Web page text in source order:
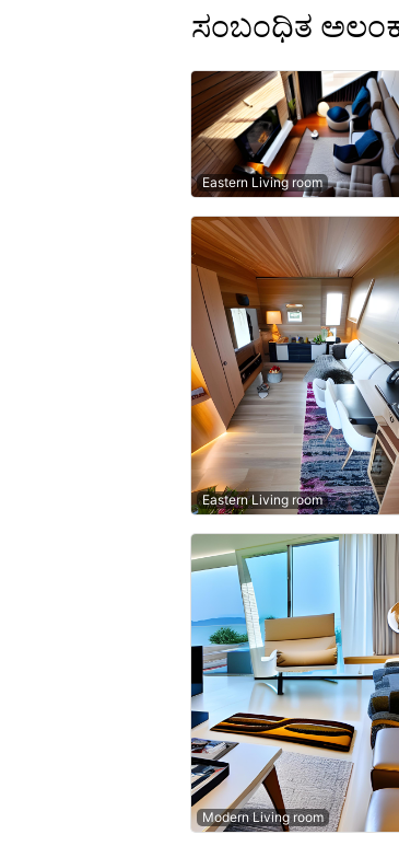
ಸಂಬಂಧಿತ
Eastern Living room
Eastern Living room
Modern Living room